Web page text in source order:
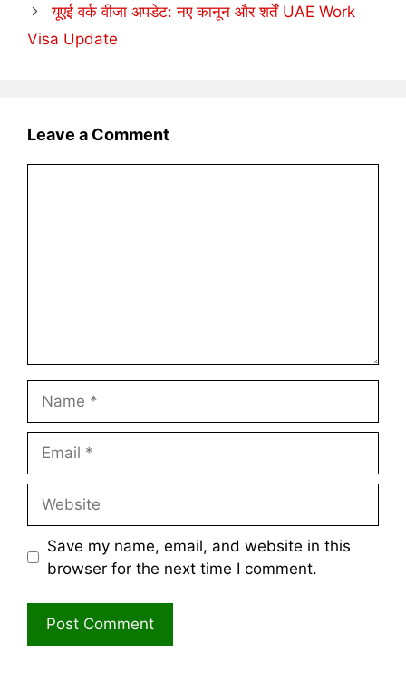
यूएई वर्क वीजा अपडेट: नए कानून और शर्तें UAE Work
Visa Update
Leave a Comment
Save my name, email, and website in this
browser for the next time I comment.